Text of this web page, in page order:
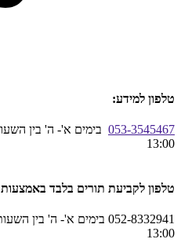
טלפון למידע:
053-3545467
13:00
טלפון לקביעת תורים בלבד באמצעות SMS :
13:00